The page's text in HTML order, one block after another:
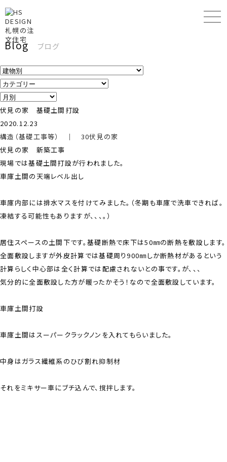
Blog ブログ
伏見の家 基礎土間打設
2020.12.23
構造（基礎工事等）
｜ 30伏見の家
伏見の家 新築工事
現場では基礎土間打設が行われました。
車庫土間の天端レベル出し
車庫内部には排水マスを付けてみました。（冬期も車庫で洗車できれば。
凍結する可能性もありますが、、、。）
居住スペースの土間下です。基礎断熱で床下は50㎜の断熱を敷設します。
全面敷設しますが外皮計算では基礎周り900㎜しか断熱材があるという
計算らしく中心部は全く計算では配慮されないとの事です。が、、、
気分的に全面敷設した方が暖ったかそう！なので全面敷設しています。
車庫土間打設
車庫土間はスーパークラックノンを入れてもらいました。
中身はガラス繊維系のひび割れ抑制材
それをミキサー車にブチ込んで、撹拌します。